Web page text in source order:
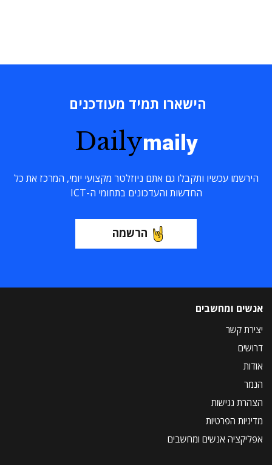
הישארו תמיד מעודכנים
Dailymaily
הירשמו עכשיו ותקבלו גם אתם ניוזלטר מקצועי יומי, המרכז את כל
החדשות והעדכונים בתחומי ה-ICT
הרשמה
אנשים ומחשבים
יצירת קשר
דרושים
אודות
הנמר
הצהרת נגישות
מדיניות הפרטיות
אפליקציה אנשים ומחשבים